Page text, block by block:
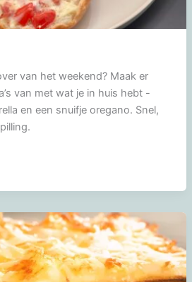
van het weekend? Maak er
van met wat je in huis hebt -
en een snuifje oregano. Snel,